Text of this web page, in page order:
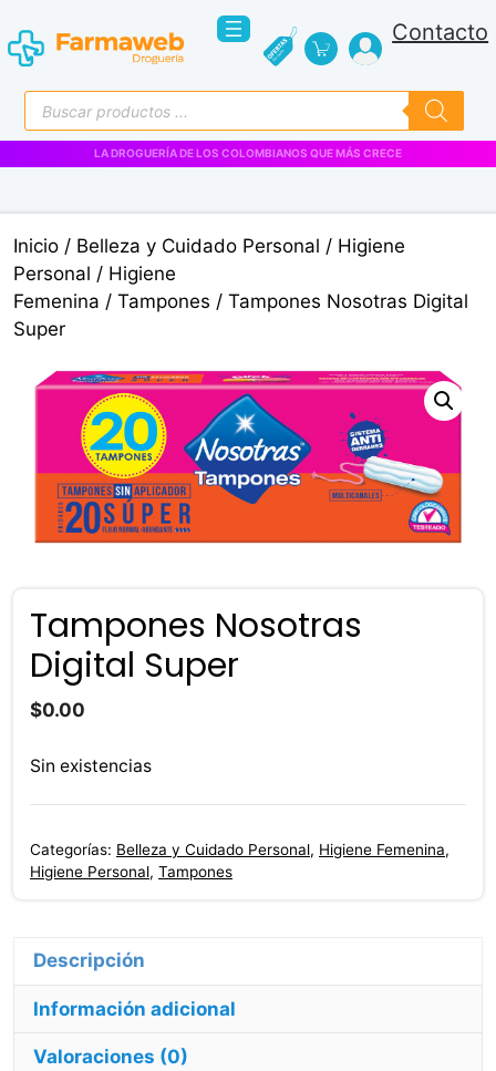
al
contenido
Contacto
Búsqueda
de
productos
LA DROGUERÍA DE LOS COLOMBIANOS QUE MÁS CRECE
Inicio / Belleza y Cuidado Personal / Higiene
Personal / Higiene
Femenina / Tampones / Tampones Nosotras Digital
Super
Tampones Nosotras
Digital Super
$0.00
Sin existencias
Categorías: Belleza y Cuidado Personal, Higiene Femenina,
Higiene Personal, Tampones
Descripción
Información adicional
Valoraciones (0)